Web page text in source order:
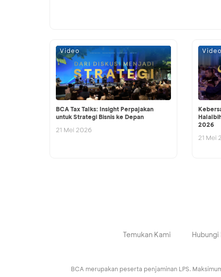
Video
BCA Tax Talks: Insight Perpajakan
untuk Strategi Bisnis ke Depan
21 Mei 2026
Video
2026
21 Mei
Temukan Kami Hubungi
BCA merupakan peserta penjaminan LPS.